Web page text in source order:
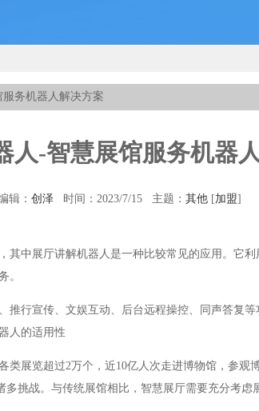
务机器人解决方案
人-智慧展馆服务机器
： 创泽时间：2023/7/15 主题： 其他[加盟]
其中展厅讲解机器人是一种比较常见的应用。它
。
行宣传、文娱互动、后台远程操控、同声答复
人的适用性
类展览超过2万个，近10亿人次走进博物馆，参观
挑战。与传统展馆相比，智慧展厅需要充分考虑